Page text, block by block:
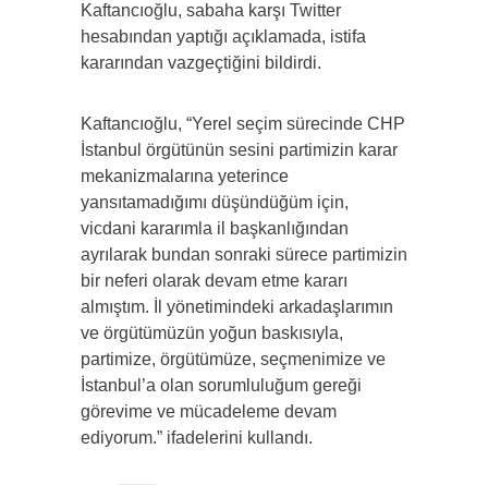
Kaftancıoğlu, sabaha karşı Twitter
hesabından yaptığı açıklamada, istifa
kararından vazgeçtiğini bildirdi.
Kaftancıoğlu, “Yerel seçim sürecinde CHP
İstanbul örgütünün sesini partimizin karar
mekanizmalarına yeterince
yansıtamadığımı düşündüğüm için,
vicdani kararımla il başkanlığından
ayrılarak bundan sonraki sürece partimizin
bir neferi olarak devam etme kararı
almıştım. İl yönetimindeki arkadaşlarımın
ve örgütümüzün yoğun baskısıyla,
partimize, örgütümüze, seçmenimize ve
İstanbul’a olan sorumluluğum gereği
görevime ve mücadeleme devam
ediyorum.” ifadelerini kullandı.